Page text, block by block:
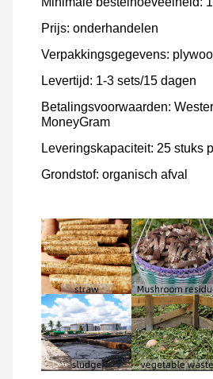
Prijs: onderhandelen
Verpakkingsgegevens:
Levertijd: 1-3 sets/15 dagen
Betalingsvoorwaarden:
MoneyGram
Leveringskapaciteit: 25 stuks
Grondstof: organisch afval